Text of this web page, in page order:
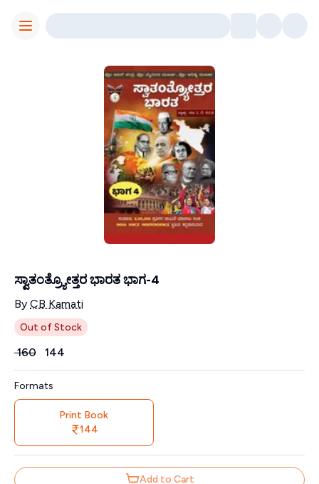
Toggle Menu
ಸ್ವಾತಂತ್ರ್ಯೋತ್ತರ ಭಾರತ ಭಾಗ-4
Contributors
By CB Kamati
Out of Stock
Price
₹160 144
Formats
Print Book
144
Add to Cart